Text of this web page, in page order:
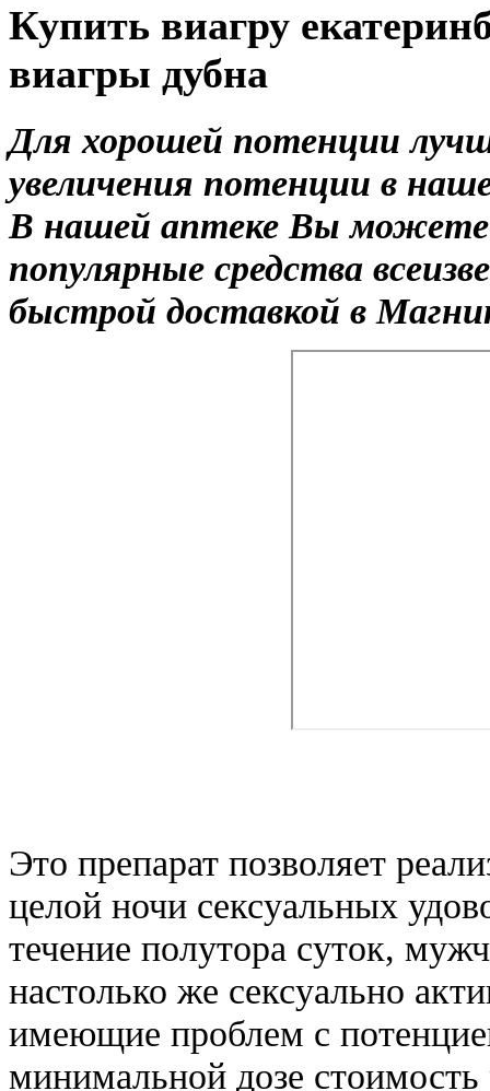
Купить виагру
виагры дубна
Для хорошей потенции
увеличения потенции в
В нашей аптеке Вы можете
популярные средства
быстрой доставкой в
Это препарат позволяет
целой ночи сексуальных
течение полутора суток,
настолько же сексуально
имеющие проблем с
минимальной дозе стоимость